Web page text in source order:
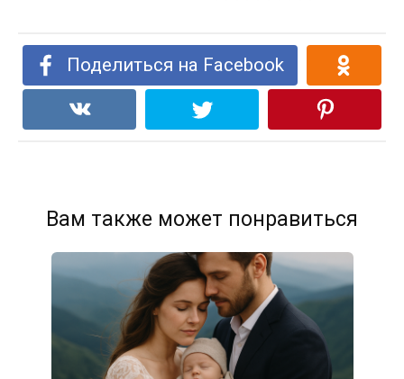
Поделиться на Facebook
Вам также может понравиться